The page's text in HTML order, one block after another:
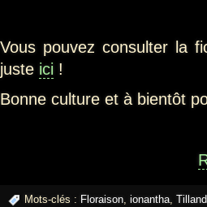
Vous pouvez consulter la
juste ici !
Bonne culture et à bientôt
Mots-clés : Floraison, ionantha,